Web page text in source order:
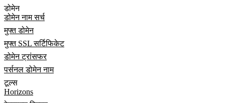
डोमेन
डोमेन नाम सर्च
मुफ्त डोमेन
मुफ्त SSL सर्टिफिकेट
डोमेन ट्रांसफर
पर्सनल डोमेन नाम
टूल्स
Horizons